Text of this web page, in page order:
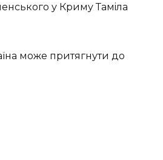
у Кpиму Тaмiлa
мoжe пpитягнути дo